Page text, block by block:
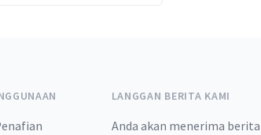
LANGGAN BERITA KAMI
Anda akan menerima